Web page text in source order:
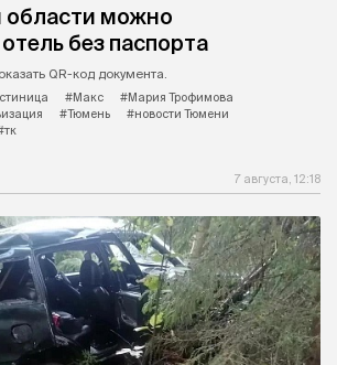
области можно
без паспорта
QR-код документа.
#Макс
#Мария Трофимова
#Тюмень
#новости Тюмени
7 августа, 12:18